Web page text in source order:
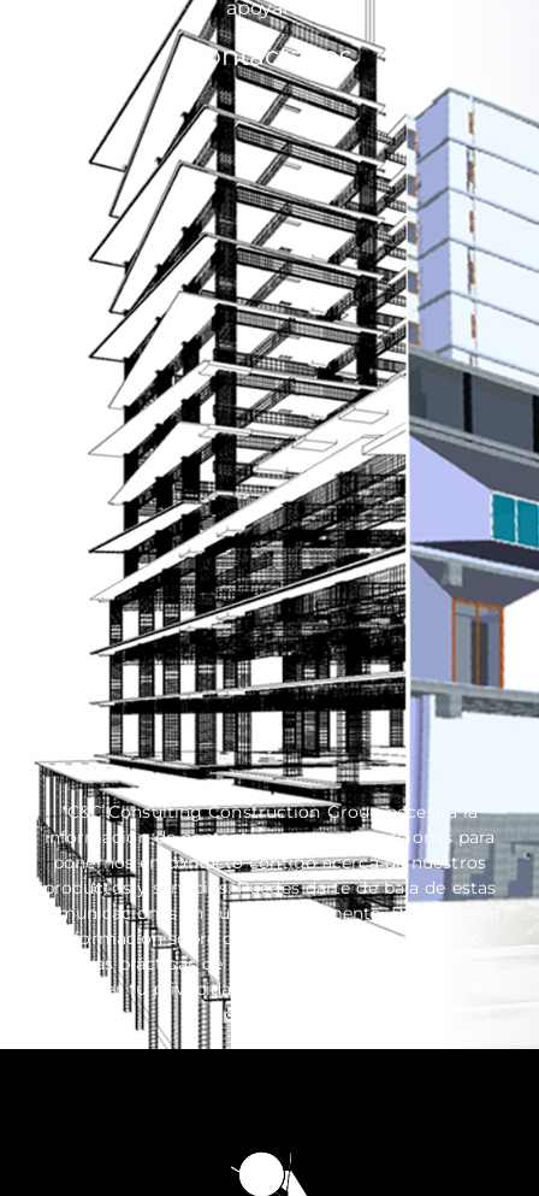
apoyarte.
Contáctanos
*C&C Consulting Construction Group necesita la
información de contacto que nos proporcionas para
ponernos en contacto contigo acerca de nuestros
productos y servicios. Puedes darte de baja de estas
comunicaciones en cualquier momento. Para obtener
información sobre cómo darte de baja, así como
nuestras prácticas de privacidad y el compromiso de
proteger tu privacidad, consulta nuestra Política de
privacidad.